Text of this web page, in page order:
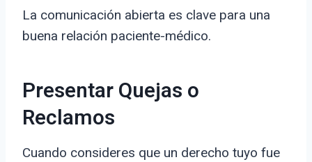
La comunicación abierta es clave para una
buena relación paciente-médico.
Presentar Quejas o
Reclamos
Cuando consideres que un derecho tuyo fue